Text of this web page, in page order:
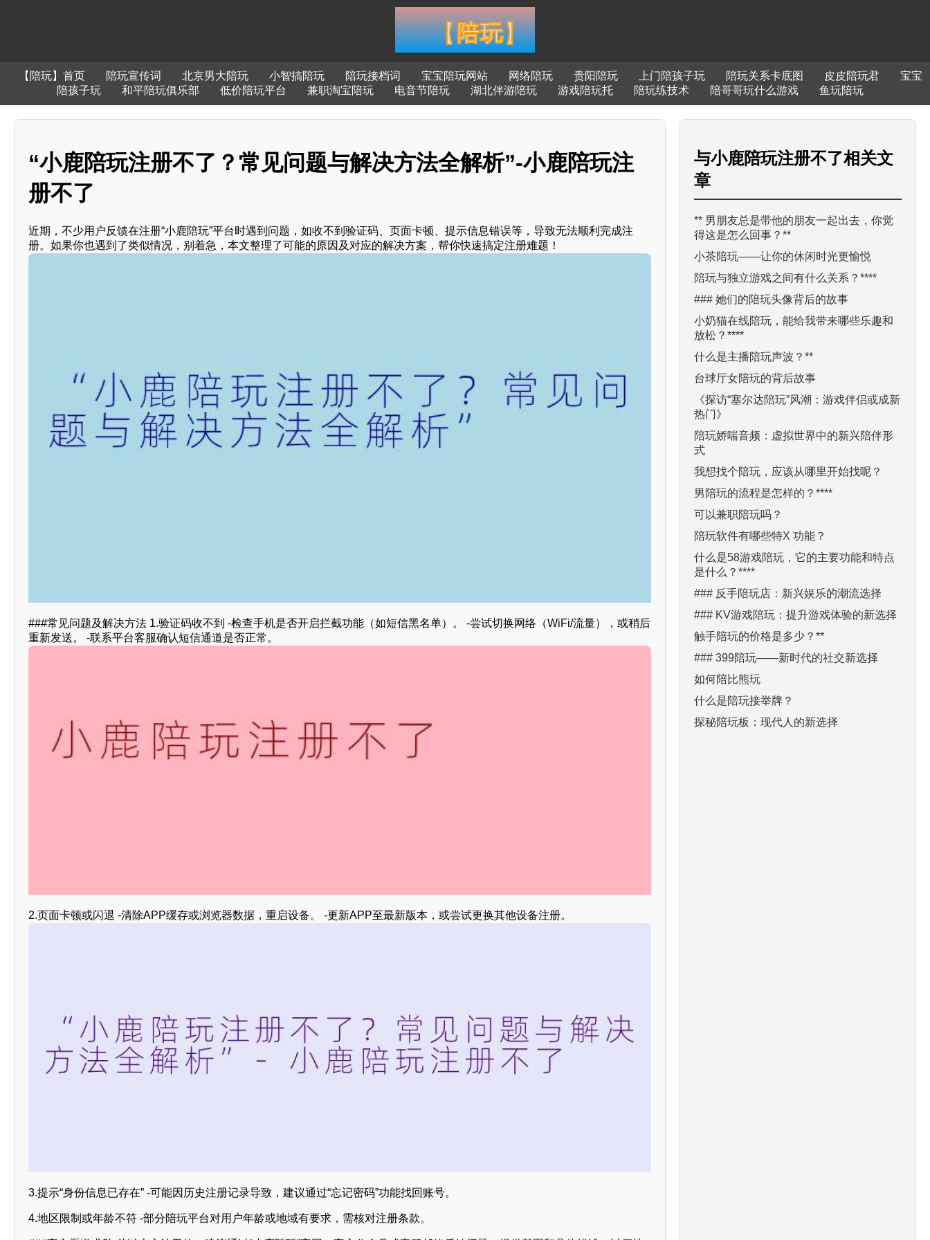
【陪玩】首页 陪玩宣传词 北京男大陪玩 小智搞陪玩 陪玩接档词 宝宝陪玩网站 网络陪玩 贵阳陪玩 上门陪孩子玩 陪玩关系卡底图 皮皮陪玩君
宝宝
陪孩子玩
和平陪玩俱乐部 低价陪玩平台 兼职淘宝陪玩 电音节陪玩 湖北伴游陪玩 游戏陪玩托 陪玩练技术 陪哥哥玩什么游戏 鱼玩陪玩
“小鹿陪玩注册不了？常见问题与解决方法全解析”-小鹿陪玩注
册不了
近期，不少用户反馈在注册“小鹿陪玩”平台时遇到问题，如收不到验证码、页面卡顿、提示信息错误等，导致无法顺利完成注
册。如果你也遇到了类似情况，别着急，本文整理了可能的原因及对应的解决方案，帮你快速搞定注册难题！
###常见问题及解决方法 1.验证码收不到 -检查手机是否开启拦截功能（如短信黑名单）。 -尝试切换网络（WiFi/流量），或稍后
重新发送。 -联系平台客服确认短信通道是否正常。
2.页面卡顿或闪退 -清除APP缓存或浏览器数据，重启设备。 -更新APP至最新版本，或尝试更换其他设备注册。
3.提示“身份信息已存在” -可能因历史注册记录导致，建议通过“忘记密码”功能找回账号。
4.地区限制或年龄不符 -部分陪玩平台对用户年龄或地域有要求，需核对注册条款。
与小鹿陪玩注册不了相关文
章
** 男朋友总是带他的朋友一起出去，你觉
得这是怎么回事？**
小茶陪玩——让你的休闲时光更愉悦
陪玩与独立游戏之间有什么关系？****
### 她们的陪玩头像背后的故事
小奶猫在线陪玩，能给我带来哪些乐趣和
放松？****
什么是主播陪玩声波？**
台球厅女陪玩的背后故事
《探访“塞尔达陪玩”风潮：游戏伴侣或成新
热门》
陪玩娇喘音频：虚拟世界中的新兴陪伴形
式
我想找个陪玩，应该从哪里开始找呢？
男陪玩的流程是怎样的？****
可以兼职陪玩吗？
陪玩软件有哪些特X 功能？
什么是58游戏陪玩，它的主要功能和特点
是什么？****
### 反手陪玩店：新兴娱乐的潮流选择
### KV游戏陪玩：提升游戏体验的新选择
触手陪玩的价格是多少？**
### 399陪玩——新时代的社交新选择
如何陪比熊玩
什么是陪玩接举牌？
探秘陪玩板：现代人的新选择